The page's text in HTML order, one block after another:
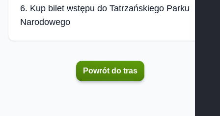
Kup bilet wstępu do Tatrzańskiego Parku
Narodowego
Powrót do tras